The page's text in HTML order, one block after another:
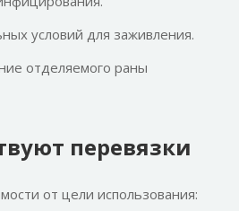
условий для заживления.
отделяемого раны
перевязки
от цели использования: